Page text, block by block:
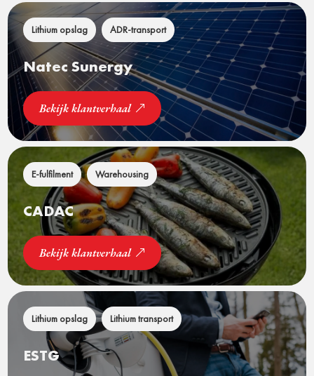
Lithium opslag ADR-transport
Natec Sunergy
Bekijk klantverhaal
E-fulfilment Warehousing
CADAC
Bekijk klantverhaal
Lithium opslag Lithium transport
ESTG